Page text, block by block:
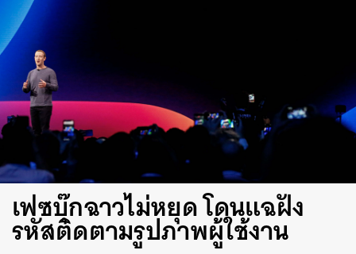
เฟซบุ๊กฉาวไม่หยุด โดนแฉฝัง
รหัสติดตามรูปภาพผู้ใช้งาน